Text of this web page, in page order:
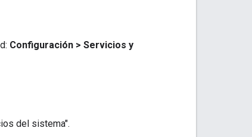
Configuración > Servicios y
del sistema".